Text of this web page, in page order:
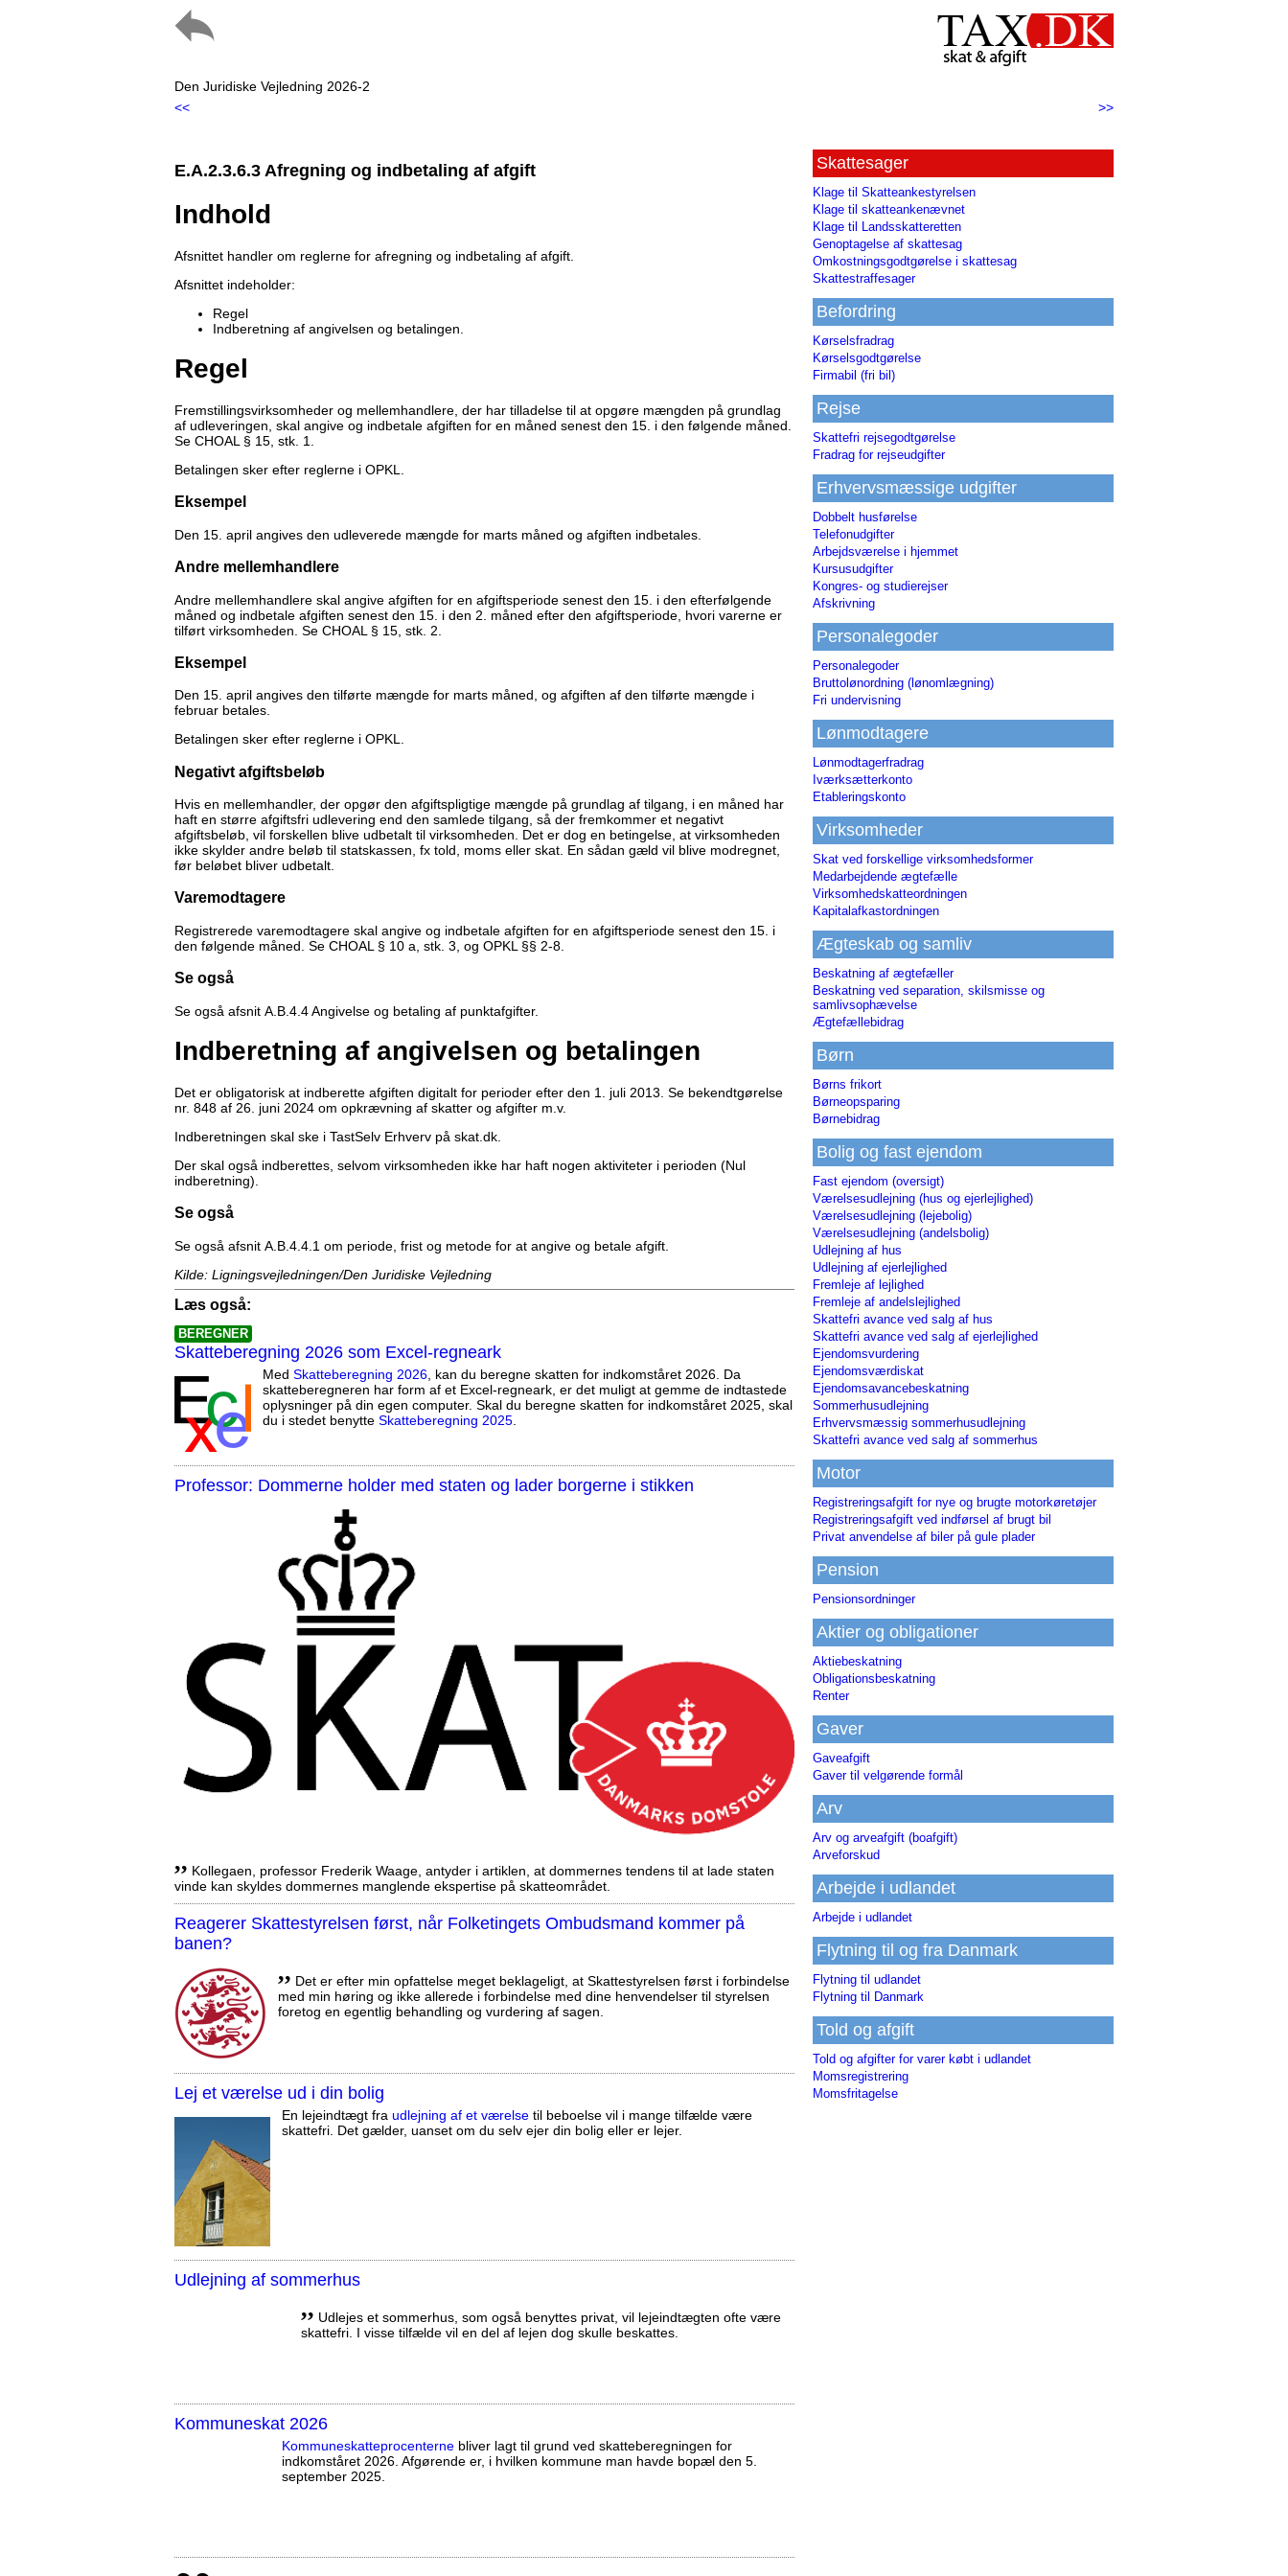
Den Juridiske Vejledning 2026-2
<<
>>
E.A.2.3.6.3 Afregning og indbetaling af afgift
Indhold
Afsnittet handler om reglerne for afregning og indbetaling af afgift.
Afsnittet indeholder:
Regel
Indberetning af angivelsen og betalingen.
Regel
Fremstillingsvirksomheder og mellemhandlere, der har tilladelse til at opgøre mængden på grundlag
af udleveringen, skal angive og indbetale afgiften for en måned senest den 15. i den følgende måned.
Se CHOAL § 15, stk. 1.
Betalingen sker efter reglerne i OPKL.
Eksempel
Den 15. april angives den udleverede mængde for marts måned og afgiften indbetales.
Andre mellemhandlere
Andre mellemhandlere skal angive afgiften for en afgiftsperiode senest den 15. i den efterfølgende
måned og indbetale afgiften senest den 15. i den 2. måned efter den afgiftsperiode, hvori varerne er
tilført virksomheden. Se CHOAL § 15, stk. 2.
Eksempel
Den 15. april angives den tilførte mængde for marts måned, og afgiften af den tilførte mængde i
februar betales.
Betalingen sker efter reglerne i OPKL.
Negativt afgiftsbeløb
Hvis en mellemhandler, der opgør den afgiftspligtige mængde på grundlag af tilgang, i en måned har
haft en større afgiftsfri udlevering end den samlede tilgang, så der fremkommer et negativt
afgiftsbeløb, vil forskellen blive udbetalt til virksomheden. Det er dog en betingelse, at virksomheden
ikke skylder andre beløb til statskassen, fx told, moms eller skat. En sådan gæld vil blive modregnet,
før beløbet bliver udbetalt.
Varemodtagere
Registrerede varemodtagere skal angive og indbetale afgiften for en afgiftsperiode senest den 15. i
den følgende måned. Se CHOAL § 10 a, stk. 3, og OPKL §§ 2-8.
Se også
Se også afsnit A.B.4.4 Angivelse og betaling af punktafgifter.
Indberetning af angivelsen og betalingen
Det er obligatorisk at indberette afgiften digitalt for perioder efter den 1. juli 2013. Se bekendtgørelse
nr. 848 af 26. juni 2024 om opkrævning af skatter og afgifter m.v.
Indberetningen skal ske i TastSelv Erhverv på skat.dk.
Der skal også indberettes, selvom virksomheden ikke har haft nogen aktiviteter i perioden (Nul
indberetning).
Se også
Se også afsnit A.B.4.4.1 om periode, frist og metode for at angive og betale afgift.
Kilde: Ligningsvejledningen/Den Juridiske Vejledning
Læs også:
BEREGNER
Skatteberegning 2026 som Excel-regneark
Med Skatteberegning 2026 , kan du beregne skatten for indkomståret 2026. Da
skatteberegneren har form af et Excel-regneark, er det muligt at gemme de indtastede
oplysninger på din egen computer. Skal du beregne skatten for indkomståret 2025, skal
du i stedet benytte Skatteberegning 2025
Professor: Dommerne holder med staten og lader borgerne i stikken
,, Kollegaen, professor Frederik Waage, antyder i artiklen, at dommernes tendens til at lade staten
vinde kan skyldes dommernes manglende ekspertise på skatteområdet.
Reagerer Skattestyrelsen først, når Folketingets Ombudsmand kommer på
banen?
,, Det er efter min opfattelse meget beklageligt, at Skattestyrelsen først i forbindelse
med min høring og ikke allerede i forbindelse med dine henvendelser til styrelsen
foretog en egentlig behandling og vurdering af sagen.
Lej et værelse ud i din bolig
En lejeindtægt fra udlejning af et værelse til beboelse vil i mange tilfælde være
skattefri. Det gælder, uanset om du selv ejer din bolig eller er lejer.
Udlejning af sommerhus
,, Udlejes et sommerhus, som også benyttes privat, vil lejeindtægten ofte være
skattefri. I visse tilfælde vil en del af lejen dog skulle beskattes.
Kommuneskat 2026
Kommuneskatte­procenterne bliver lagt til grund ved skatteberegningen for
indkomståret 2026. Afgørende er, i hvilken kommune man havde bopæl den 5.
september 2025.
Skattesager
Klage til Skatteankestyrelsen
Klage til skatteankenævnet
Klage til Landsskatteretten
Genoptagelse af skattesag
Omkostningsgodtgørelse i skattesag
Skattestraffesager
Befordring
Kørselsfradrag
Kørselsgodtgørelse
Firmabil (fri bil)
Rejse
Skattefri rejsegodtgørelse
Fradrag for rejseudgifter
Erhvervsmæssige udgifter
Dobbelt husførelse
Telefonudgifter
Arbejdsværelse i hjemmet
Kursusudgifter
Kongres- og studierejser
Afskrivning
Personalegoder
Personalegoder
Bruttolønordning (lønomlægning)
Fri undervisning
Lønmodtagere
Lønmodtagerfradrag
Iværksætterkonto
Etableringskonto
Virksomheder
Skat ved forskellige virksomhedsformer
Medarbejdende ægtefælle
Virksomhedskatteordningen
Kapitalafkastordningen
Ægteskab og samliv
Beskatning af ægtefæller
Beskatning ved separation, skilsmisse og
samlivsophævelse
Ægtefællebidrag
Børn
Børns frikort
Børneopsparing
Børnebidrag
Bolig og fast ejendom
Fast ejendom (oversigt)
Værelsesudlejning (hus og ejerlejlighed)
Værelsesudlejning (lejebolig)
Værelsesudlejning (andelsbolig)
Udlejning af hus
Udlejning af ejerlejlighed
Fremleje af lejlighed
Fremleje af andelslejlighed
Skattefri avance ved salg af hus
Skattefri avance ved salg af ejerlejlighed
Ejendomsvurdering
Ejendomsværdiskat
Ejendomsavancebeskatning
Sommerhusudlejning
Erhvervsmæssig sommerhusudlejning
Skattefri avance ved salg af sommerhus
Motor
Registreringsafgift for nye og brugte motorkøretøjer
Registreringsafgift ved indførsel af brugt bil
Privat anvendelse af biler på gule plader
Pension
Pensionsordninger
Aktier og obligationer
Aktiebeskatning
Obligationsbeskatning
Renter
Gaver
Gaveafgift
Gaver til velgørende formål
Arv
Arv og arveafgift (boafgift)
Arveforskud
Arbejde i udlandet
Arbejde i udlandet
Flytning til og fra Danmark
Flytning til udlandet
Flytning til Danmark
Told og afgift
Told og afgifter for varer købt i udlandet
Momsregistrering
Momsfritagelse